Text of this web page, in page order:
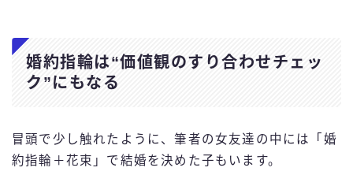
婚約指輪は“価値観のすり合わせチェッ
ク”にもなる
冒頭で少し触れたように、筆者の女友達の中には「婚
約指輪＋花束」で結婚を決めた子もいます。